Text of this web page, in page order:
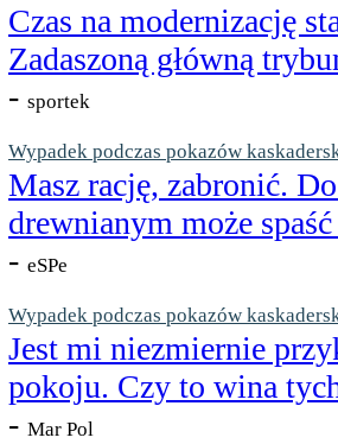
Czas na modernizację
Zadaszoną główną
- sportek
Wypadek podczas pokazów
Masz rację, zabronić.
drewnianym może
- eSPe
Wypadek podczas pokazów
Jest mi niezmiernie
pokoju. Czy to wina
- Mar Pol